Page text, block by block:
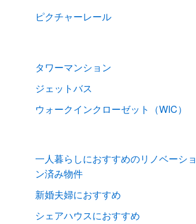
ピクチャーレール
タワーマンション
ジェットバス
ウォークインクローゼット（WIC）
一人暮らしにおすすめのリノベーショ
ン済み物件
新婚夫婦におすすめ
シェアハウスにおすすめ